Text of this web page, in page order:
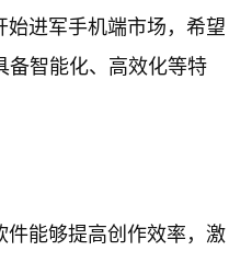
进军手机端市场，希望
备智能化、高效化等特
件能够提高创作效率，激